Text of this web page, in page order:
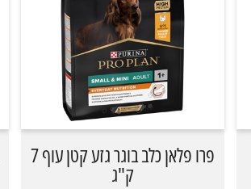
פרו פלאן כלב בוגר גזע קטן עוף 7
ק"ג